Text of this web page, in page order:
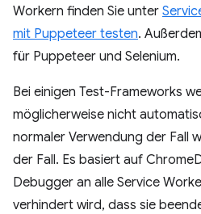
Workern finden Sie unter
mit Puppeteer testen.
für Puppeteer und Selenium.
Bei einigen Test-Frameworks
möglicherweise nicht
normaler Verwendung der Fall
der Fall. Es basiert auf
Debugger an alle Service
verhindert wird, dass sie